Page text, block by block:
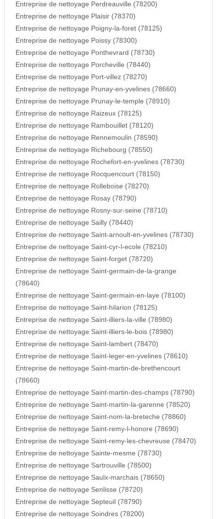
Entreprise de nettoyage Perdreauville (78200)
Entreprise de nettoyage Plaisir (78370)
Entreprise de nettoyage Poigny-la-foret (78125)
Entreprise de nettoyage Poissy (78300)
Entreprise de nettoyage Ponthevrard (78730)
Entreprise de nettoyage Porcheville (78440)
Entreprise de nettoyage Port-villez (78270)
Entreprise de nettoyage Prunay-en-yvelines (78660)
Entreprise de nettoyage Prunay-le-temple (78910)
Entreprise de nettoyage Raizeux (78125)
Entreprise de nettoyage Rambouillet (78120)
Entreprise de nettoyage Rennemoulin (78590)
Entreprise de nettoyage Richebourg (78550)
Entreprise de nettoyage Rochefort-en-yvelines (78730)
Entreprise de nettoyage Rocquencourt (78150)
Entreprise de nettoyage Rolleboise (78270)
Entreprise de nettoyage Rosay (78790)
Entreprise de nettoyage Rosny-sur-seine (78710)
Entreprise de nettoyage Sailly (78440)
Entreprise de nettoyage Saint-arnoult-en-yvelines (78730)
Entreprise de nettoyage Saint-cyr-l-ecole (78210)
Entreprise de nettoyage Saint-forget (78720)
Entreprise de nettoyage Saint-germain-de-la-grange
(78640)
Entreprise de nettoyage Saint-germain-en-laye (78100)
Entreprise de nettoyage Saint-hilarion (78125)
Entreprise de nettoyage Saint-illiers-la-ville (78980)
Entreprise de nettoyage Saint-illiers-le-bois (78980)
Entreprise de nettoyage Saint-lambert (78470)
Entreprise de nettoyage Saint-leger-en-yvelines (78610)
Entreprise de nettoyage Saint-martin-de-brethencourt
(78660)
Entreprise de nettoyage Saint-martin-des-champs (78790)
Entreprise de nettoyage Saint-martin-la-garenne (78520)
Entreprise de nettoyage Saint-nom-la-breteche (78860)
Entreprise de nettoyage Saint-remy-l-honore (78690)
Entreprise de nettoyage Saint-remy-les-chevreuse (78470)
Entreprise de nettoyage Sainte-mesme (78730)
Entreprise de nettoyage Sartrouville (78500)
Entreprise de nettoyage Saulx-marchais (78650)
Entreprise de nettoyage Senlisse (78720)
Entreprise de nettoyage Septeuil (78790)
Entreprise de nettoyage Soindres (78200)